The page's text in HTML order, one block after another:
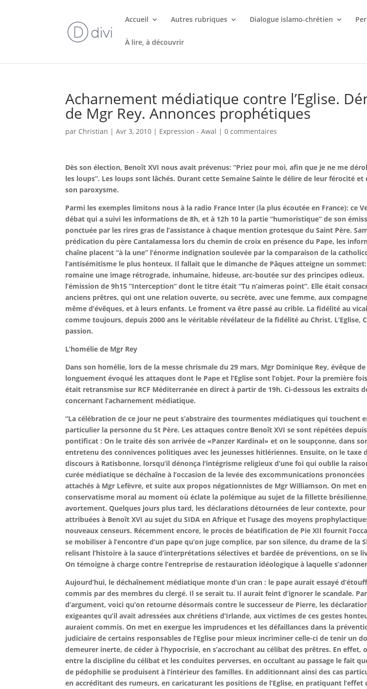
Accueil Autres rubriques Dialogue islamo-chrétien
À lire, à découvrir
Acharnement médiatique contre l’Eglise.
de Mgr Rey. Annonces prophétiques
par Christian |Avr 3, 2010 | Expression - Awal |0 commentaires
Dès son élection, Benoît XVI nous avait prévenus: “Priez pour moi, afin que je ne me
les loups”. Les loups sont lâchés. Durant cette Semaine Sainte le délire de leur férocité
son paroxysme.
Parmi les exemples limitons nous à la radio France Inter (la plus écoutée en France): ce
débat qui a suivi les informations de 8h, et à 12h 10 la partie “humoristique” de son
ponctuée par les rires gras de l’assistance à chaque mention grotesque du Saint Père.
prédication du père Cantalamessa lors du chemin de croix en présence du Pape, les
chaîne placent “à la une” l’énorme indignation soulevée par la comparaison de la
l’antisémitisme le plus honteux. Il fallait que le dimanche de Pâques atteigne un sommet:
romaine une image rétrograde, inhumaine, hideuse, arc-boutée sur des principes odieux.
l’émission de 9h15 “Interception” dont le titre était “Tu n’aimeras point”. Elle était
anciens prêtres, qui ont une relation ouverte, ou secrète, avec une femme, aux
même d’évêques, et à leurs enfants. Le froment va être passé au crible. La fidélité au
comme toujours, depuis 2000 ans le véritable révélateur de la fidélité au Christ. L’Eglise,
passion.
L’homélie de Mgr Rey
Dans son homélie, lors de la messe chrismale du 29 mars, Mgr Dominique Rey, évêque
longuement évoqué les attaques dont le Pape et l’Eglise sont l’objet. Pour la première
était retransmise sur RCF Méditerranée en direct à partir de 19h. Ci-dessous les extraits
concernant l’acharnement médiatique.
“La célébration de ce jour ne peut s’abstraire des tourmentes médiatiques qui touchent
particulier la personne du St Père. Les attaques contre Benoît XVI se sont répétées
pontificat : On le traite dès son arrivée de «Panzer Kardinal» et on le soupçonne, dans
entretenu des connivences politiques avec les jeunesses hitlériennes. Ensuite, on le taxe
discours à Ratisbonne, lorsqu’il dénonça l’intégrisme religieux d’une foi qui oublie la
curée médiatique se déchaîne à l’occasion de la levée des excommunications prononcées
attachés à Mgr Lefèvre, et suite aux propos négationnistes de Mgr Williamson. On met
conservatisme moral au moment où éclate la polémique au sujet de la fillette
avortement. Quelques jours plus tard, les déclarations détournées de leur contexte,
attribuées à Benoît XVI au sujet du SIDA en Afrique et l’usage des moyens
nouveaux censeurs. Récemment encore, le procès de béatification de Pie XII fournit
se mobiliser à l’encontre d’un pape qu’on juge complice, par son silence, du drame de la
relisant l’histoire à la sauce d’interprétations sélectives et bardée de préventions, on se
On témoigne à charge contre l’entreprise de restauration idéologique à laquelle
Aujourd’hui, le déchaînement médiatique monte d’un cran : le pape aurait essayé
commis par des membres du clergé. Il se serait tu. Il aurait feint d’ignorer le scandale.
d’argument, voici qu’on retourne désormais contre le successeur de Pierre, les
exigeantes qu’il avait adressées aux chrétiens d’Irlande, aux victimes de ces gestes
auraient commis. On met en exergue les imprudences et les défaillances dans la
judiciaire de certains responsables de l’Eglise pour mieux incriminer celle-ci de tenir un
demeurer inerte, de céder à l’hypocrisie, en s’accrochant au célibat des prêtres. En
entre la discipline du célibat et les conduites perverses, en occultant au passage le fait
de pédophilie se produisent à l’intérieur des familles. En additionnant ainsi des cas
en accréditant des rumeurs, en caricaturant les positions de l’Eglise, en pratiquant l’effet